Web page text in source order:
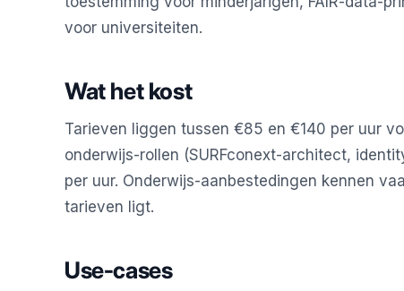
voor universiteiten.
Wat het kost
Tarieven liggen tussen €85 en €140 per uur
onderwijs-rollen (SURFconext-architect,
per uur. Onderwijs-aanbestedingen kennen
tarieven ligt.
Use-cases